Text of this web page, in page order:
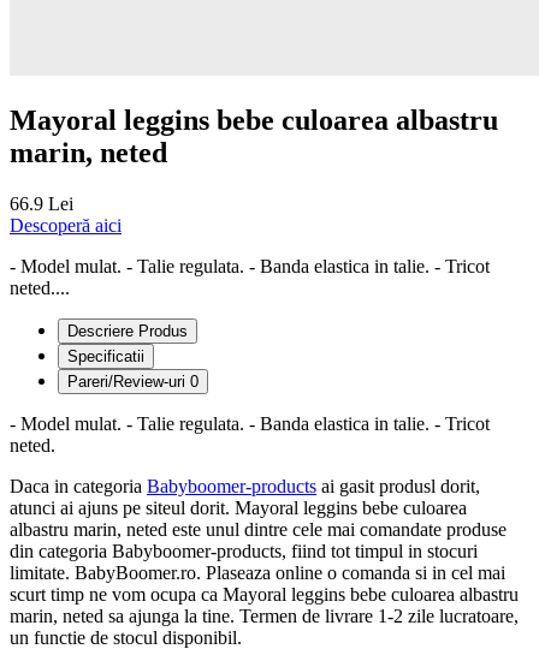
Mayoral leggins bebe culoarea albastru
marin, neted
66.9 Lei
Descoperă aici
- Model mulat. - Talie regulata. - Banda elastica in talie. - Tricot
neted....
Descriere Produs
Specificatii
Pareri/Review-uri 0
- Model mulat. - Talie regulata. - Banda elastica in talie. - Tricot
neted.
Daca in categoria Babyboomer-products ai gasit produsl dorit,
atunci ai ajuns pe siteul dorit. Mayoral leggins bebe culoarea
albastru marin, neted este unul dintre cele mai comandate produse
din categoria Babyboomer-products, fiind tot timpul in stocuri
limitate. BabyBoomer.ro. Plaseaza online o comanda si in cel mai
scurt timp ne vom ocupa ca Mayoral leggins bebe culoarea albastru
marin, neted sa ajunga la tine. Termen de livrare 1-2 zile lucratoare,
un functie de stocul disponibil.